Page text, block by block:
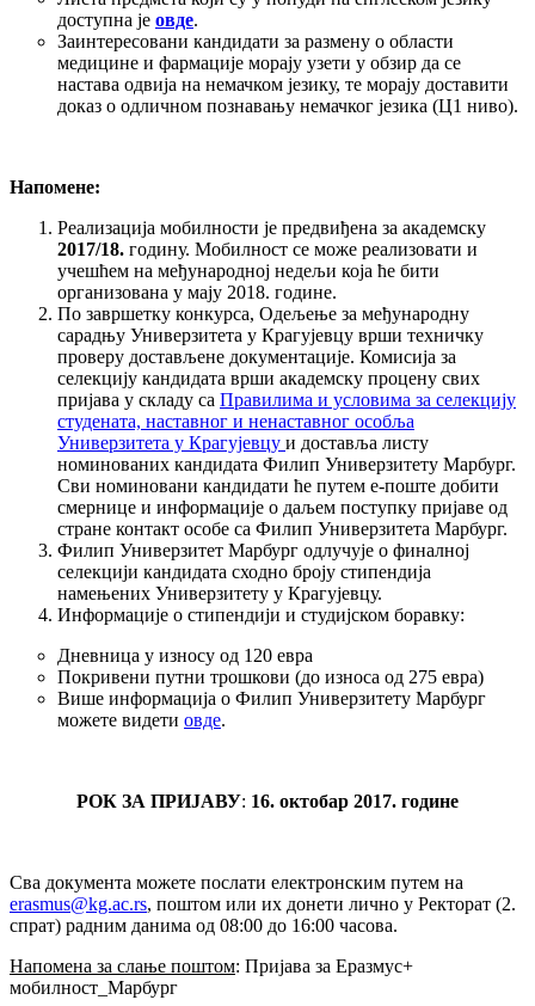
доступна је овде.
Заинтересовани кандидати за размену о области
медицине и фармације морају узети у обзир да се
настава одвија на немачком језику, те морају доставити
доказ о одличном познавању немачког језика (Ц1 ниво).
Напомене:
Реализација мобилности је предвиђена за академску
2017/18. годину. Мобилност се може реализовати и
учешћем на међународној недељи која ће бити
организована у мају 2018. године.
По завршетку конкурса, Одељење за међународну
сарадњу Универзитета у Крагујевцу врши техничку
проверу достављене документације. Комисија за
селекцију кандидата врши академску процену свих
пријава у складу са Правилима и условима за селекцију
студената, наставног и ненаставног особља
Универзитета у Крагујевцу и доставља листу
номинованих кандидата Филип Универзитету Марбург.
Сви номиновани кандидати ће путем е-поште добити
смернице и информације о даљем поступку пријаве од
стране контакт особе са Филип Универзитета Марбург.
Филип Универзитет Марбург одлучује о финалној
селекцији кандидата сходно броју стипендија
намењених Универзитету у Крагујевцу.
Информације о стипендији и студијском боравку:
Дневница у износу од 120 евра
Покривени путни трошкови (до износа од 275 евра)
Више информација о Филип Универзитету Марбург
можете видети овде.
РОК ЗА ПРИЈАВУ: 16. октобар 2017. године
Сва документа можете послати електронским путем на
erasmus@kg.ac.rs, поштом или их донети лично у Ректорат (2.
спрат) радним данима од 08:00 до 16:00 часова.
Напомена за слање поштом: Пријава за Еразмус+
мобилност_Марбург